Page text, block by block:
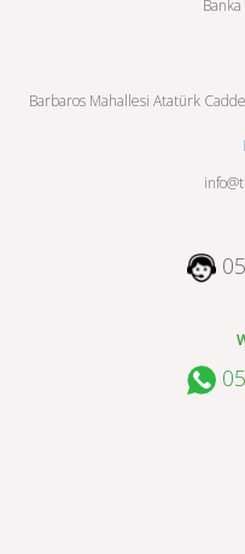
Barbaros Mahallesi Atatürk